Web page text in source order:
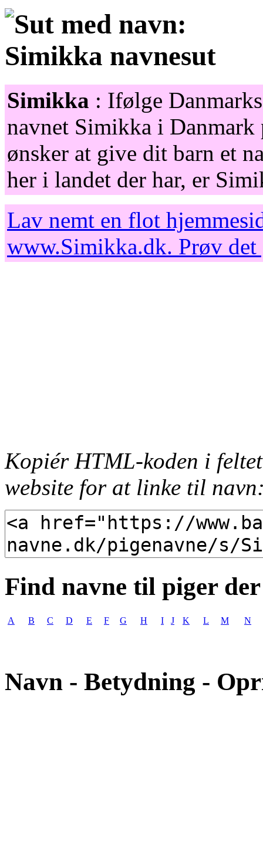
Simikka : Ifølge
navnet Simikka i Danmark
ønsker at give dit barn et
her i landet der har, er
Lav nemt en flot
www.Simikka.dk. Prøv
Kopiér HTML-koden i
website for at linke til
Find navne til piger
A B C D E F G H I J K L M N
Navn - Betydning -